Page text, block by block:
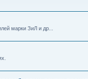
марки ЗиЛ и др...